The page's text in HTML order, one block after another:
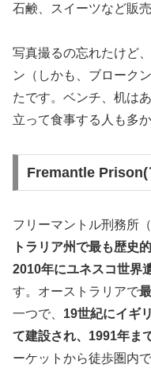
石鹸、スイーツなど販
写真撮るの忘れたけど
ン（しかも、ブローク
たです。ベンチ、机は
立って食事する人も多か
Fremantle Prison(
フリーマントル刑務所
トラリア州で最も歴史
2010年にユネスコ世界
す。オーストラリアで
一つで、 19世紀にイギ
て建設され、1991年ま
ーケットから徒歩圏内